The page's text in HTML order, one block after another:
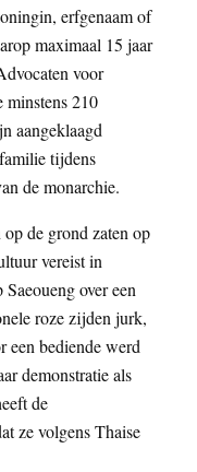
erfgenaam of
maximaal 15 jaar
voor
minstens 210
aangeklaagd
tijdens
de monarchie.
de grond zaten op
vereist in
over een
roze zijden jurk,
een bediende werd
demonstratie als
de
ze volgens Thaise